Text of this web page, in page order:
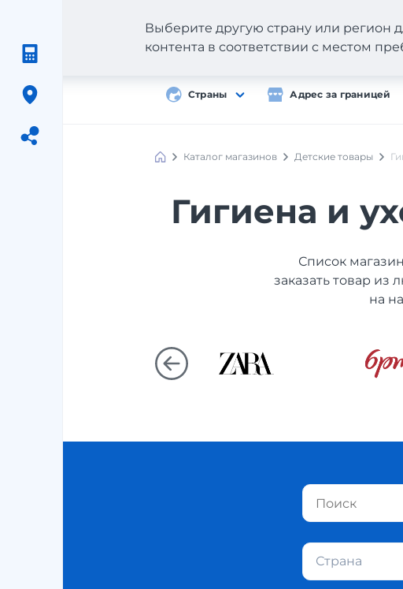
Страны Адрес за границей
Выберите другую страну или регион
контента в соответствии с местом
Meest
Каталог магазинов Детские товары
Гигиена и
Список
заказать товар из
на
Страна